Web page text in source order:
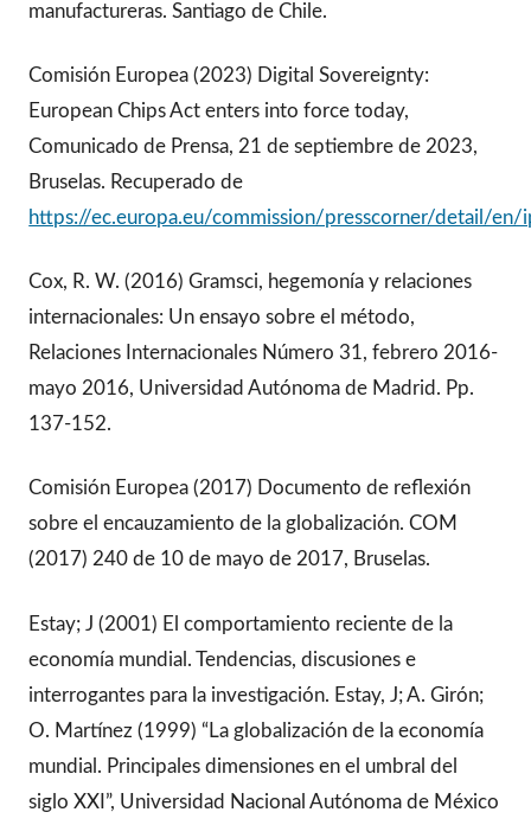
manufactureras. Santiago de Chile.
Comisión Europea (2023) Digital Sovereignty:
European Chips Act enters into force today,
Comunicado de Prensa, 21 de septiembre de 2023,
Bruselas. Recuperado de
https://ec.europa.eu/commission/presscorner/detail/en/
Cox, R. W. (2016) Gramsci, hegemonía y relaciones
internacionales: Un ensayo sobre el método,
Relaciones Internacionales Número 31, febrero 2016-
mayo 2016, Universidad Autónoma de Madrid. Pp.
137-152.
Comisión Europea (2017) Documento de reflexión
sobre el encauzamiento de la globalización. COM
(2017) 240 de 10 de mayo de 2017, Bruselas.
Estay; J (2001) El comportamiento reciente de la
economía mundial. Tendencias, discusiones e
interrogantes para la investigación. Estay, J; A. Girón;
O. Martínez (1999) “La globalización de la economía
mundial. Principales dimensiones en el umbral del
siglo XXI”, Universidad Nacional Autónoma de México